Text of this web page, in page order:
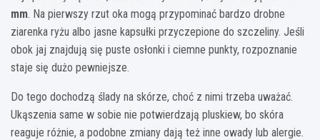
mm. Na pierwszy rzut oka mogą przypominać bardzo drobne
ziarenka ryżu albo jasne kapsułki przyczepione do szczeliny. Jeśli
obok jaj znajdują się puste osłonki i ciemne punkty, rozpoznanie
staje się dużo pewniejsze.
Do tego dochodzą ślady na skórze, choć z nimi trzeba uważać.
Ukąszenia same w sobie nie potwierdzają pluskiew, bo skóra
reaguje różnie, a podobne zmiany dają też inne owady lub alergie.